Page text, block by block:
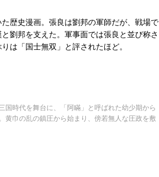
歴史漫画。張良は劉邦の軍師だが、戦場で
劉邦を支えた。軍事面では張良と並び称さ
は「国士無双」と評されたほど。
国時代を舞台に、「阿瞞」と呼ばれた幼少期から
黄巾の乱の鎮圧から始まり、傍若無人な圧政を敷